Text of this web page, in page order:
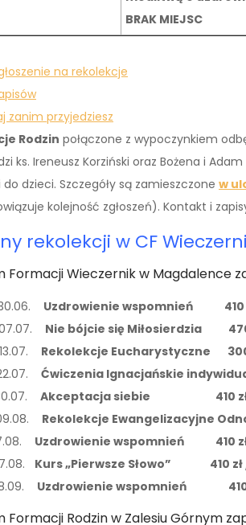
BRAK MIEJSC
na rekolekcje
zanim przyjedziesz
Rodzin połączone z wypoczynkiem
ks. Ireneusz Korziński oraz Bożena i
dzieci. Szczegóły są zamieszczone w
kolejność zgłoszeń). Kontakt i
rekolekcji w CF
Formacji Wieczernik w Magdalence
Uzdrowienie wspomnień 410
Nie bójcie się Miłosierdzia
Rekolekcje Eucharystyczne 300
Ćwiczenia Ignacjańskie
Akceptacja siebie 410 zł /
Rekolekcje Ewangelizacyjne
Uzdrowienie wspomnień 410 zł
Kurs „Pierwsze Słowo” 410 zł /
Uzdrowienie wspomnień
Formacji Rodzin w Zalesiu Górnym